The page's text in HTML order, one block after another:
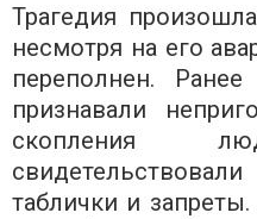
Трагедия
несмотря на его
переполнен.
признавали
скопления
таблички и